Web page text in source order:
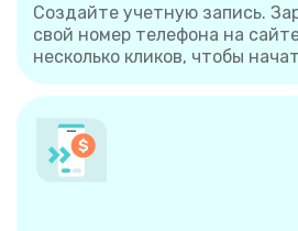
Создайте учетную запись.
свой номер телефона на
несколько кликов, чтобы